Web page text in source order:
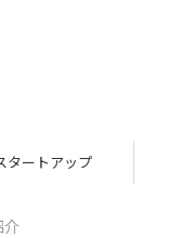
タートアップ
介